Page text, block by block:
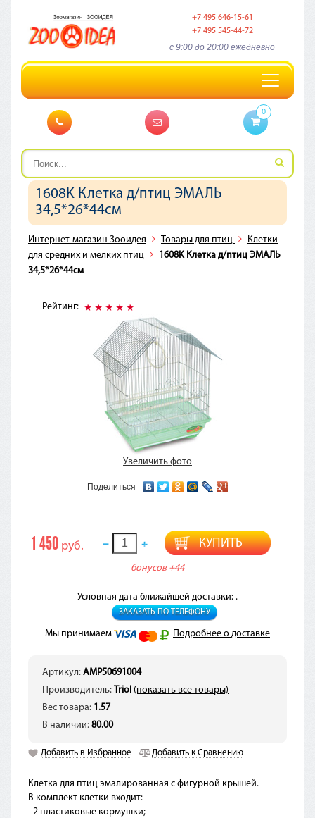
+7 495 646-15-61
+7 495 545-44-72
c 9:00 до 20:00 ежедневно
Toggle
navigation
0
1608K Клетка д/птиц ЭМАЛЬ
34,5*26*44см
Интернет-магазин Зооидея Товары для птиц
Клетки
для средних и мелких птиц
1608K Клетка д/птиц ЭМАЛЬ
34,5*26*44см
Рейтинг:
Увеличить фото
Поделиться
1 450руб. КУПИТЬ
бонусов +44
Условная дата ближайшей доставки: .
ЗАКАЗАТЬ ПО ТЕЛЕФОНУ
Мы принимаем Подробнее о доставке
Артикул: AMP50691004
Производитель: Triol (показать все товары)
Вес товара: 1.57
В наличии: 80.00
Добавить в Избранное Добавить к Сравнению
Клетка для птиц эмалированная с фигурной крышей.
В комплект клетки входит:
- 2 пластиковые кормушки;